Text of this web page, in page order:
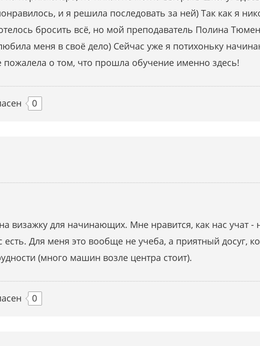
и я решила последовать за ней) Так как я
бросить всё, но мой преподаватель Полина
меня в своё дело) Сейчас уже я потихоньку
пожалела о том, что прошла обучение именно здесь!
0
визажку для начинающих. Мне нравится, как нас учат -
есть. Для меня это вообще не учеба, а приятный досуг,
(много машин возле центра стоит).
0